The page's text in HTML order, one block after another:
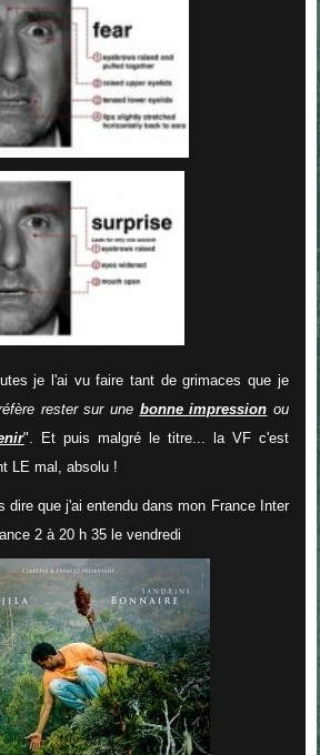
je l'ai vu faire tant de grimaces que je
rester sur une bonne impression ou
". Et puis malgré le titre... la VF c'est
LE mal, absolu !
dire que j'ai entendu dans mon France Inter
2 à 20 h 35 le vendredi